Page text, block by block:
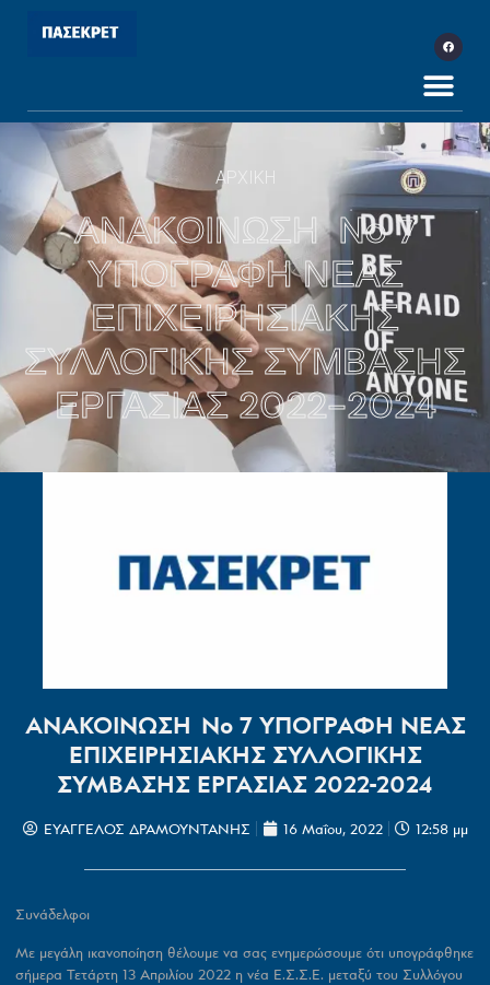
ΑΡΧΙΚΗ
ΑΝΑΚΟΙΝΩΣΗ No 7
ΥΠΟΓΡΑΦΗ ΝΕΑΣ
ΕΠΙΧΕΙΡΗΣΙΑΚΗΣ
ΣΥΛΛΟΓΙΚΗΣ ΣΥΜΒΑΣΗΣ
ΕΡΓΑΣΙΑΣ 2022-2024
ΑΝΑΚΟΙΝΩΣΗ No 7 ΥΠΟΓΡΑΦΗ ΝΕΑΣ
ΕΠΙΧΕΙΡΗΣΙΑΚΗΣ ΣΥΛΛΟΓΙΚΗΣ
ΣΥΜΒΑΣΗΣ ΕΡΓΑΣΙΑΣ 2022-2024
ΕΥΑΓΓΕΛΟΣ ΔΡΑΜΟΥΝΤΑΝΗΣ 16 Μαΐου, 2022 12:58 μμ
Συνάδελφοι
Με μεγάλη ικανοποίηση θέλουμε να σας ενημερώσουμε ότι υπογράφθηκε
σήμερα Τετάρτη 13 Απριλίου 2022 η νέα Ε.Σ.Σ.Ε. μεταξύ του Συλλόγου